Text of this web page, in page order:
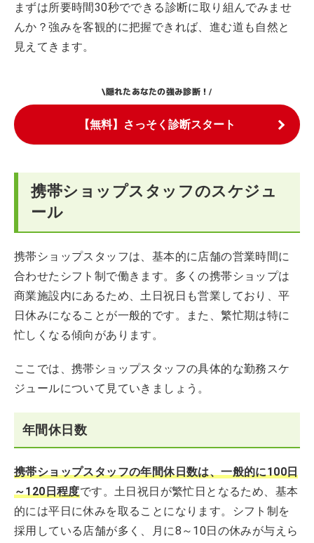
まずは所要時間30秒でできる診断に取り組んでみませ
んか？強みを客観的に把握できれば、進む道も自然と
見えてきます。
\隠れたあなたの強み診断！/
【無料】さっそく診断スタート
携帯ショップスタッフのスケジュ
ール
携帯ショップスタッフは、基本的に店舗の営業時間に
合わせたシフト制で働きます。多くの携帯ショップは
商業施設内にあるため、土日祝日も営業しており、平
日休みになることが一般的です。また、繁忙期は特に
忙しくなる傾向があります。
ここでは、携帯ショップスタッフの具体的な勤務スケ
ジュールについて見ていきましょう。
年間休日数
携帯ショップスタッフの年間休日数は、一般的に100日
～120日程度です。土日祝日が繁忙日となるため、基本
的には平日に休みを取ることになります。シフト制を
採用している店舗が多く、月に8～10日の休みが与えら